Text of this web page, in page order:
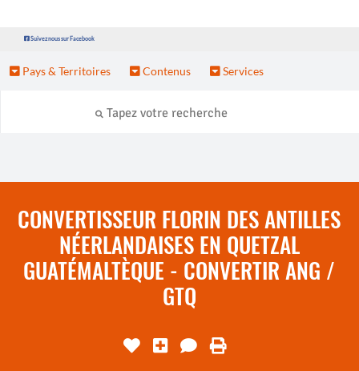
Suivez nous sur Facebook
Pays & Territoires Contenus Services
CONVERTISSEUR FLORIN DES ANTILLES
NÉERLANDAISES EN QUETZAL
GUATÉMALTÈQUE - CONVERTIR ANG /
GTQ